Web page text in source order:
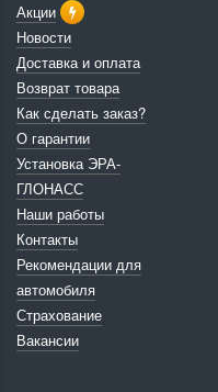
Акции
Новости
Доставка и оплата
Возврат товара
Как сделать заказ?
О гарантии
Установка ЭРА-
ГЛОНАСС
Наши работы
Контакты
Рекомендации для
автомобиля
Страхование
Вакансии